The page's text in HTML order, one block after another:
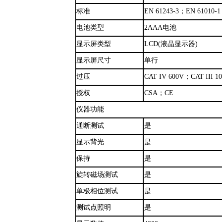
标准 EN 61243-3 ；EN 61010-1
电池类型 2AAA电池
显示屏类型 LCD(液晶显示器)
显示屏尺寸 单行
过压 CAT IV 600V ；CAT III
授权 CSA ；CE
仪器功能
通断测试 是
显示背光 是
保持 是
旋转磁场测试 是
单极相位测试 是
测试点照明 是